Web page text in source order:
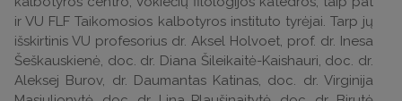
ir VU FLF Taikomosios kalbotyros instituto tyrėjai. Tarp jų
išskirtinis VU profesorius dr. Aksel Holvoet, prof. dr. Inesa
Šeškauskienė, doc. dr. Diana Šileikaitė-Kaishauri, doc. dr.
Aleksej Burov, dr. Daumantas Katinas, doc. dr. Virginija